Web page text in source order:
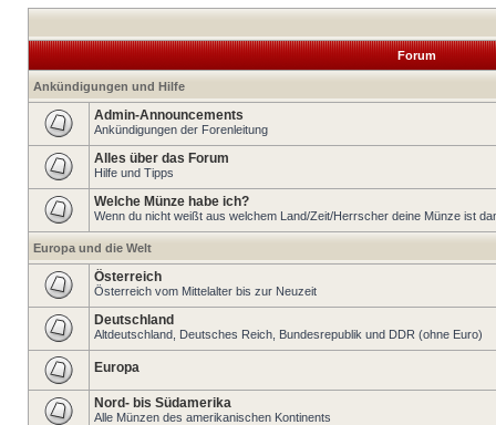
Forum
Ankündigungen und Hilfe
Admin-Announcements
Ankündigungen der Forenleitung
Alles über das Forum
Hilfe und Tipps
Welche Münze habe ich?
Wenn du nicht weißt aus welchem Land/Zeit/Herrscher deine Münze ist
Europa und die Welt
Österreich
Österreich vom Mittelalter bis zur Neuzeit
Deutschland
Altdeutschland, Deutsches Reich, Bundesrepublik und DDR (ohne Euro)
Europa
Nord- bis Südamerika
Alle Münzen des amerikanischen Kontinents